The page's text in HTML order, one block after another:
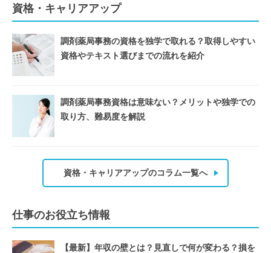
資格・キャリアアップ
調剤薬局事務の資格を独学で取れる？取得しやすい
資格やテキスト選びまでの流れを紹介
調剤薬局事務資格は意味ない？メリットや独学での
取り方、難易度を解説
資格・キャリアアップのコラム一覧へ
仕事のお役立ち情報
【最新】年収の壁とは？見直しで何が変わる？損を